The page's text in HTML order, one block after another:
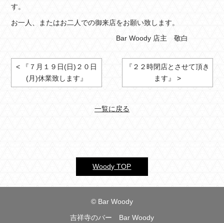
す。
お一人、またはお二人での御来店をお願い致します。
Bar Woody 店主 敬白
< 『７月１９日(日)２０日
(月)休業致します』
『２２時閉店とさせて頂き
ます』 >
一覧に戻る
Woody TOP
© Bar Woody
吉祥寺のバー Bar Woody